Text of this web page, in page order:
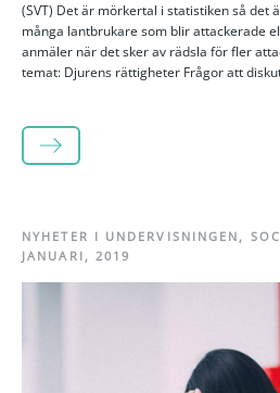
(SVT) Det är mörkertal i statistiken så det
många lantbrukare som blir attackerade
anmäler när det sker av rädsla för fler
temat: Djurens rättigheter Frågor att
LÄS MER
NYHETER I UNDERVISNINGEN ,
JANUARI, 2019